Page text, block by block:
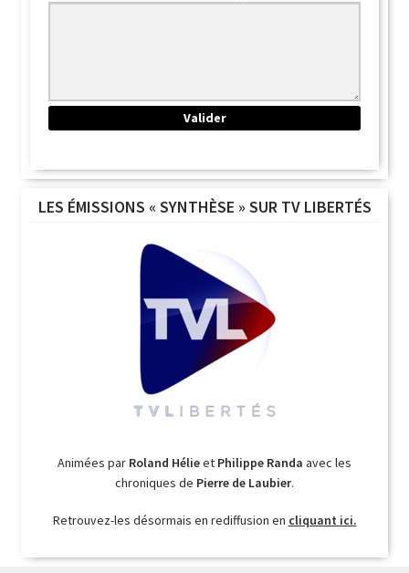
LES ÉMISSIONS « SYNTHÈSE » SUR TV LIBERTÉS
Animées par Roland Hélieet Philippe Randa avec les
chroniques de Pierre de Laubier.
Retrouvez-les désormais en rediffusion en cliquant ici.